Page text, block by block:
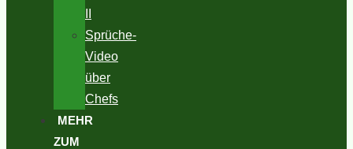
Sprüche-
Video
über
Chefs
MEHR
ZUM